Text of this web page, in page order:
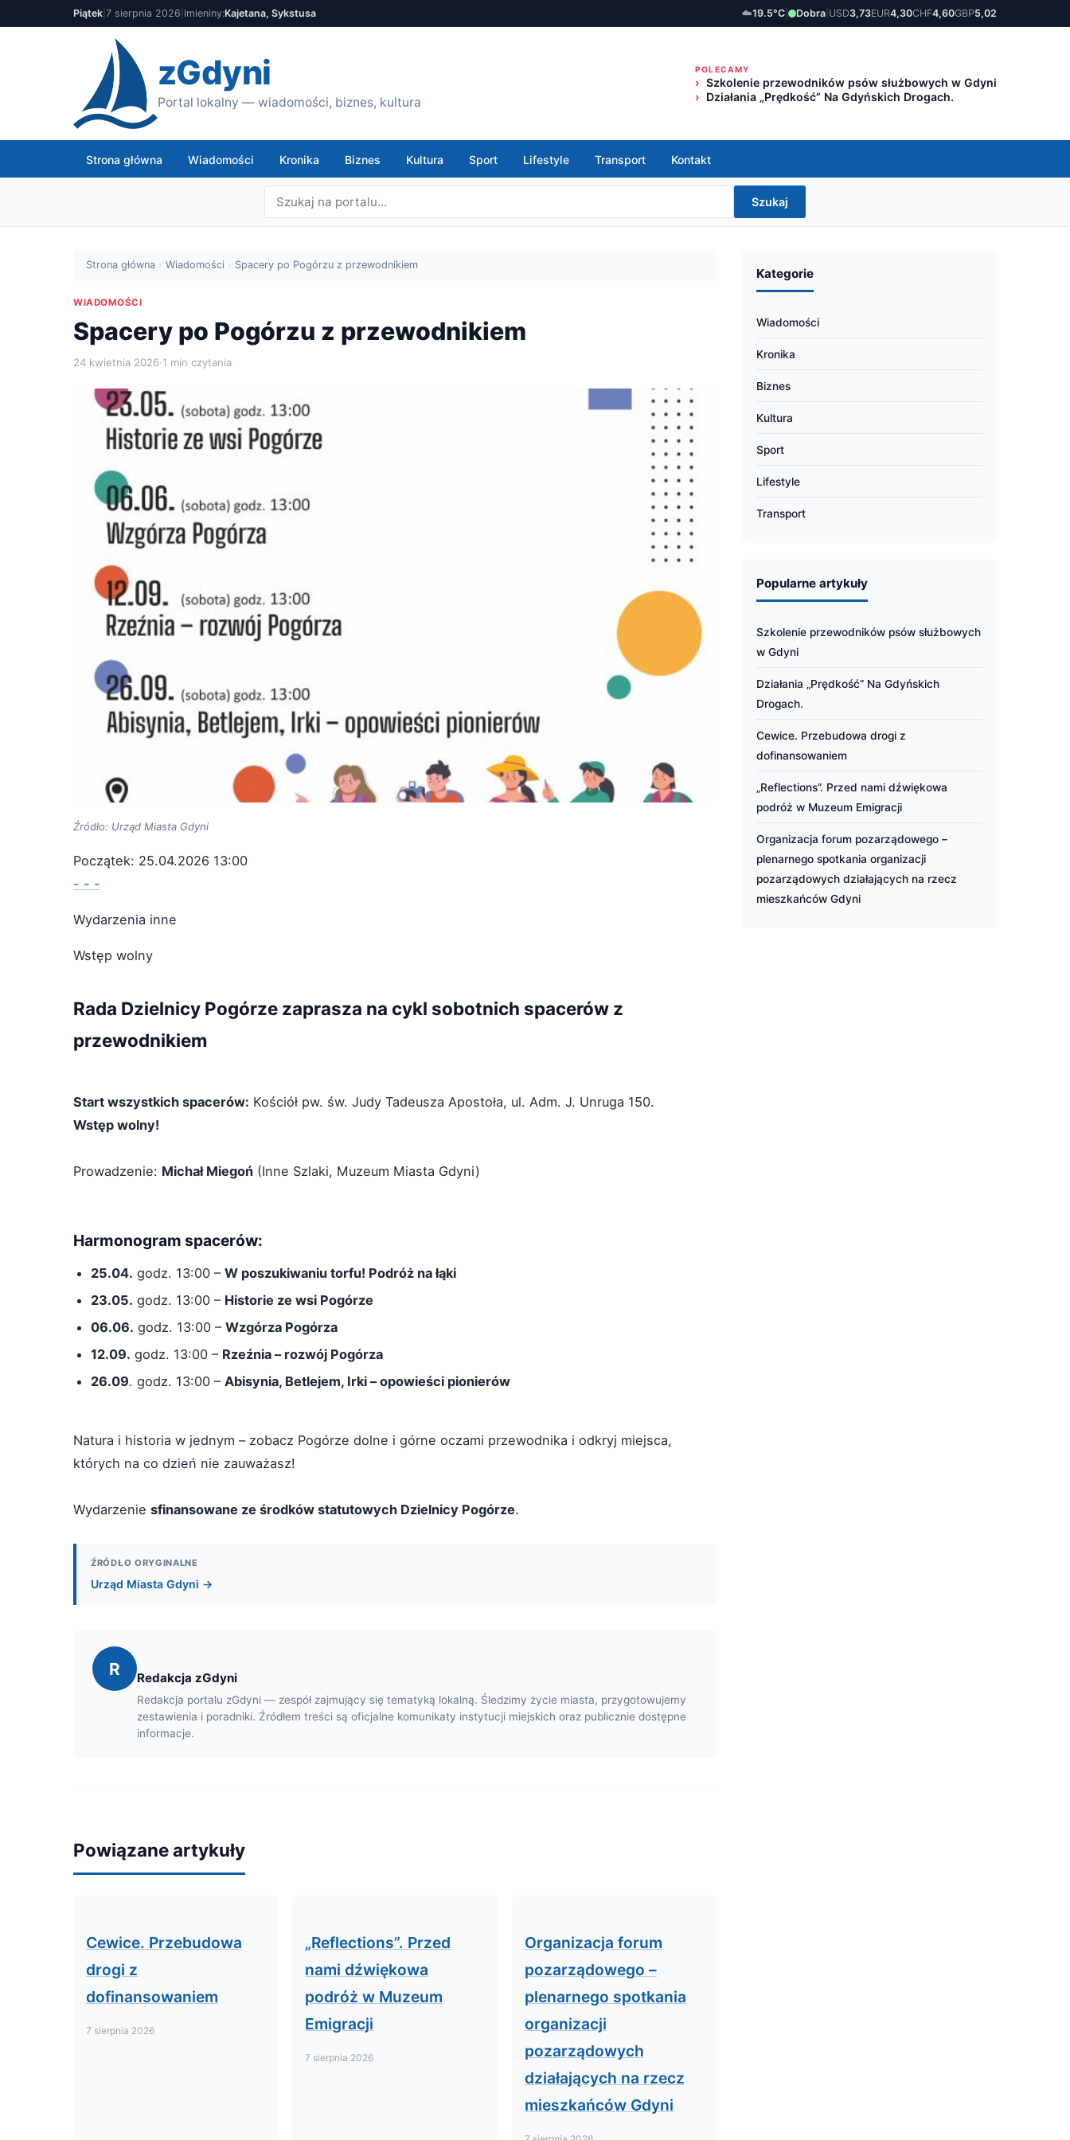
Piątek 7 sierpnia 2026 Imieniny:Kajetana, Sykstusa ☁️19.5°C Dobra USD3,73EUR4,30CHF4,60GBP5,02
zGdyni
Portal lokalny — wiadomości, biznes, kultura
POLECAMY
Szkolenie przewodników psów służbowych w Gdyni
Działania „Prędkość” Na Gdyńskich Drogach.
Strona główna Wiadomości Kronika Biznes Kultura Sport Lifestyle Transport Kontakt
Szukaj
Strona główna › Wiadomości › Spacery po Pogórzu z przewodnikiem
WIADOMOŚCI
Spacery po Pogórzu z przewodnikiem
24 kwietnia 2026·1 min czytania
Źródło: Urząd Miasta Gdyni
Początek: 25.04.2026 13:00
- - -
Wydarzenia inne
Wstęp wolny
Rada Dzielnicy Pogórze zaprasza na cykl sobotnich spacerów z
przewodnikiem
Start wszystkich spacerów: Kościół pw. św. Judy Tadeusza Apostoła, ul. Adm. J. Unruga 150.
Wstęp wolny!
Prowadzenie: Michał Miegoń (Inne Szlaki, Muzeum Miasta Gdyni)
Harmonogram spacerów:
25.04. godz. 13:00 – W poszukiwaniu torfu! Podróż na łąki
23.05. godz. 13:00 – Historie ze wsi Pogórze
06.06. godz. 13:00 – Wzgórza Pogórza
12.09. godz. 13:00 – Rzeźnia – rozwój Pogórza
26.09. godz. 13:00 – Abisynia, Betlejem, Irki – opowieści pionierów
Natura i historia w jednym – zobacz Pogórze dolne i górne oczami przewodnika i odkryj miejsca,
których na co dzień nie zauważasz!
Wydarzenie sfinansowane ze środków statutowych Dzielnicy Pogórze.
ŹRÓDŁO ORYGINALNE
Urząd Miasta Gdyni →
R Redakcja zGdyni
Redakcja portalu zGdyni — zespół zajmujący się tematyką lokalną. Śledzimy życie miasta, przygotowujemy
zestawienia i poradniki. Źródłem treści są oficjalne komunikaty instytucji miejskich oraz publicznie dostępne
informacje.
Powiązane artykuły
Cewice. Przebudowa
drogi z
dofinansowaniem
7 sierpnia 2026
„Reflections”. Przed
nami dźwiękowa
podróż w Muzeum
Emigracji
7 sierpnia 2026
Organizacja forum
pozarządowego –
plenarnego spotkania
organizacji
pozarządowych
działających na rzecz
mieszkańców Gdyni
Kategorie
Wiadomości
Kronika
Biznes
Kultura
Sport
Lifestyle
Transport
Popularne artykuły
Szkolenie przewodników psów służbowych
w Gdyni
Działania „Prędkość” Na Gdyńskich
Drogach.
Cewice. Przebudowa drogi z
dofinansowaniem
„Reflections”. Przed nami dźwiękowa
podróż w Muzeum Emigracji
Organizacja forum pozarządowego –
plenarnego spotkania organizacji
pozarządowych działających na rzecz
mieszkańców Gdyni